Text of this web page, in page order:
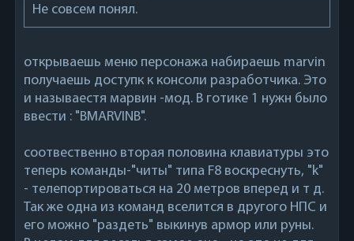
Не совсем понял.
открываешь меню персонажа набираешь marvin
получаешь доступк к консоли разработчика. Это
и называестя марвин -мод. В готике 1 нужн было
ввести : "BMARVINB".
соотвественно вторая половина клавиатуры это
теперь команды-"читы" типа F8 воскреснуть, "k"
- телепортироваться на 20 метров вперед и т д.
Так же одна из команд вселится в другого НПС и
его можно "раздеть" выкинув армор или руны.